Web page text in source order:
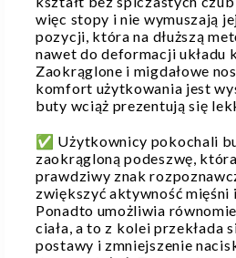
więc stopy i nie wymuszają
pozycji, która na dłuższą
nawet do deformacji układu
Zaokrąglone i migdałowe
komfort użytkowania jest
buty wciąż prezentują się
✅ Użytkownicy pokochali
zaokrągloną podeszwę,
prawdziwy znak
zwiększyć aktywność mięśni
Ponadto umożliwia
ciała, a to z kolei przekłada
postawy i zmniejszenie